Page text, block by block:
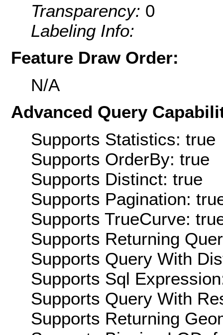
Transparency: 0
Labeling Info:
Feature Draw Order:
N/A
Advanced Query
Supports Statistics: true
Supports OrderBy: true
Supports Distinct: true
Supports Pagination:
Supports TrueCurve:
Supports Returning
Supports Query With
Supports Sql
Supports Query With
Supports Returning